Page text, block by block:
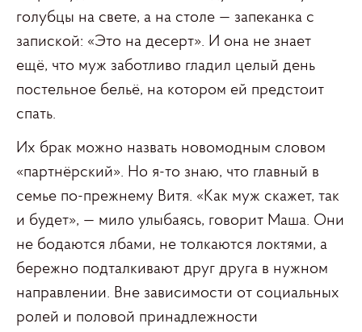
голубцы на свете, а на столе — запеканка с
запиской: «Это на десерт». И она не знает
ещё, что муж заботливо гладил целый день
постельное бельё, на котором ей предстоит
спать.
Их брак можно назвать новомодным словом
«партнёрский». Но я-то знаю, что главный в
семье по-прежнему Витя. «Как муж скажет, так
и будет», — мило улыбаясь, говорит Маша. Они
не бодаются лбами, не толкаются локтями, а
бережно подталкивают друг друга в нужном
направлении. Вне зависимости от социальных
ролей и половой принадлежности